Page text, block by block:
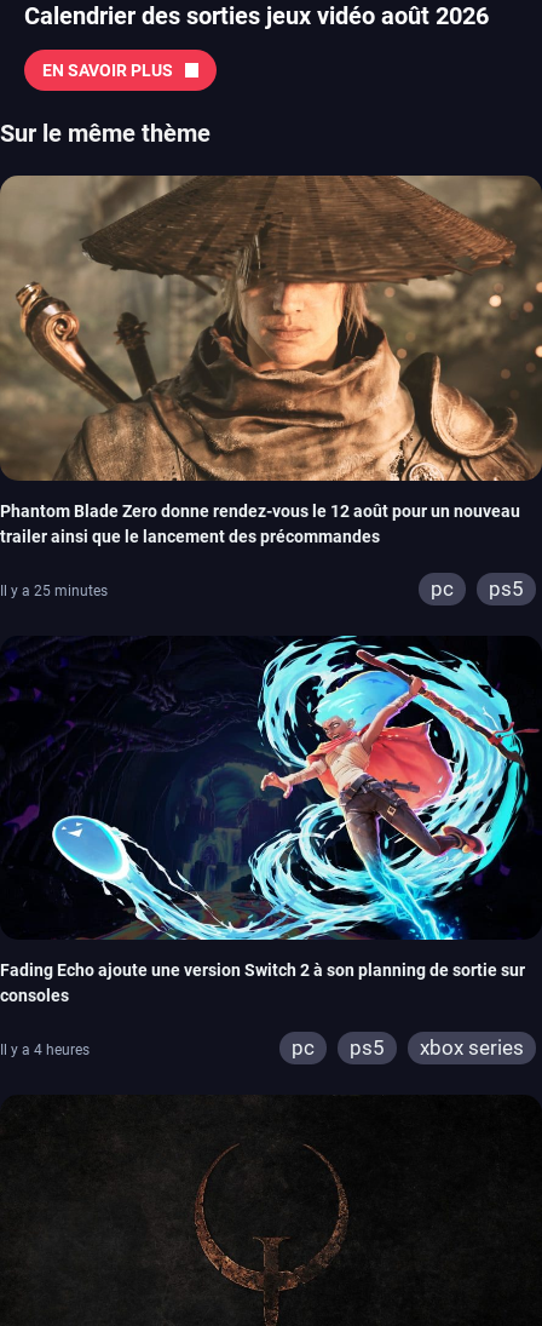
Calendrier des sorties jeux vidéo août 2026
EN SAVOIR PLUS
Sur le même thème
Phantom Blade Zero donne rendez-vous le 12 août pour un nouveau
trailer ainsi que le lancement des précommandes
Il y a 25 minutes pc ps5
Fading Echo ajoute une version Switch 2 à son planning de sortie sur
consoles
Il y a 4 heures pc ps5 xbox series